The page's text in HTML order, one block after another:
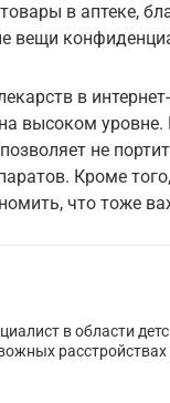
в аптеке,
вещи
в
высоком
не
Кроме
что тоже
в области